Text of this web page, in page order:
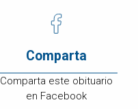
Comparta
Comparta este obituario
en Facebook